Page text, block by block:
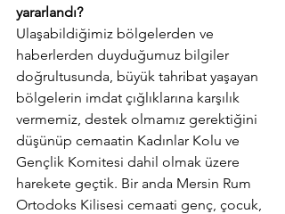
yararlandı?
Ulaşabildiğimiz bölgelerden ve
haberlerden duyduğumuz bilgiler
doğrultusunda, büyük tahribat yaşayan
bölgelerin imdat çığlıklarına karşılık
vermemiz, destek olmamız gerektiğini
düşünüp cemaatin Kadınlar Kolu ve
Gençlik Komitesi dahil olmak üzere
harekete geçtik. Bir anda Mersin Rum
Ortodoks Kilisesi cemaati genç, çocuk,